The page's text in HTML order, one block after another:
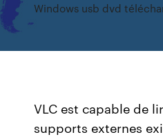
Windows usb dvd
VLC est capable de
supports externes